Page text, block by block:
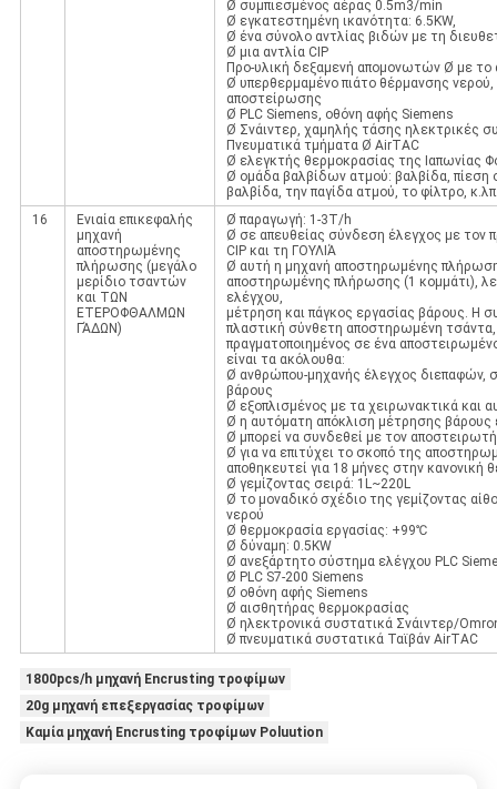
Ø συμπιεσμένος αέρας 0.5m3/min
Ø εγκατεστημένη ικανότητα: 6.5KW,
Ø ένα σύνολο αντλίας βιδών με τη
Ø μια αντλία CIP
Προ-υλική δεξαμενή απομονωτών Ø με
Ø υπερθερμαμένο πιάτο θέρμανσης
αποστείρωσης
Ø PLC Siemens, οθόνη αφής Siemens
Ø Σνάιντερ, χαμηλής τάσης ηλεκτρικές
Πνευματικά τμήματα Ø AirTAC
Ø ελεγκτής θερμοκρασίας της Ιαπωνίας
Ø ομάδα βαλβίδων ατμού: βαλβίδα, πίεση
βαλβίδα, την παγίδα ατμού, το φίλτρο,
16
Ενιαία επικεφαλής
μηχανή
αποστηρωμένης
πλήρωσης (μεγάλο
μερίδιο τσαντών
και ΤΩΝ
ΕΤΕΡΟΦΘΑΛΜΩΝ
ΓΆΔΩΝ)
Ø παραγωγή: 1-3T/h
Ø σε απευθείας σύνδεση έλεγχος με τον
CIP και τη ΓΟΥΛΙΆ
Ø αυτή η μηχανή αποστηρωμένης
αποστηρωμένης πλήρωσης (1 κομμάτι),
ελέγχου,
μέτρηση και πάγκος εργασίας βάρους. Η
πλαστική σύνθετη αποστηρωμένη τσάντα,
πραγματοποιημένος σε ένα
είναι τα ακόλουθα:
Ø ανθρώπου-μηχανής έλεγχος διεπαφών,
βάρους
Ø εξοπλισμένος με τα χειρωνακτικά και
Ø η αυτόματη απόκλιση μέτρησης βάρους
Ø μπορεί να συνδεθεί με τον αποστειρωτή
Ø για να επιτύχει το σκοπό της
αποθηκευτεί για 18 μήνες στην κανονική
Ø γεμίζοντας σειρά: 1L~220L
Ø το μοναδικό σχέδιο της γεμίζοντας
νερού
Ø θερμοκρασία εργασίας: +99℃
Ø δύναμη: 0.5KW
Ø ανεξάρτητο σύστημα ελέγχου PLC
Ø PLC S7-200 Siemens
Ø οθόνη αφής Siemens
Ø αισθητήρας θερμοκρασίας
Ø ηλεκτρονικά συστατικά Σνάιντερ/
Ø πνευματικά συστατικά Ταϊβάν AirTAC
1800pcs/h μηχανή Encrusting τροφίμων
20g μηχανή επεξεργασίας τροφίμων
Καμία μηχανή Encrusting τροφίμων Poluution